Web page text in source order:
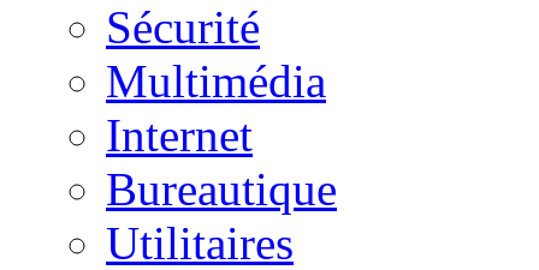
Sécurité
Multimédia
Internet
Bureautique
Utilitaires